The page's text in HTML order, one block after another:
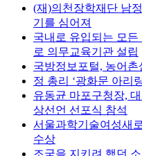
(재)의천장학재단 남
기를 심어져
국내로 유입되는 모
로 의무교육기관 설립
국방정보포털, 농어
정 총리 ‘광화문 아리
유동균 마포구청장,
상선언 선포식 참석
서울과학기술여성새
수상
조국을 지키려 했던